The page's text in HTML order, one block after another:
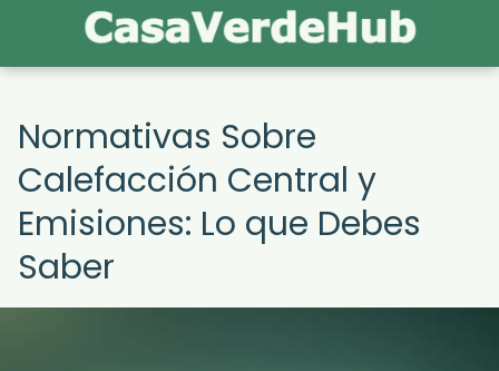
Normativas Sobre
Calefacción Central y
Emisiones: Lo que Debes
Saber